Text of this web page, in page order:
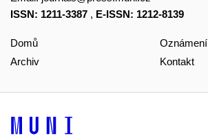
ISSN: 1211-3387 , E-ISSN: 1212-8139
Domů
Archiv
Oznámení
Kontakt